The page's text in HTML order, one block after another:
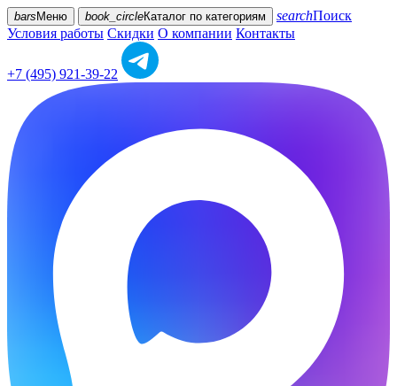
bars Меню book_circleКаталог по категориям searchПоиск
Условия работы Скидки О компании Контакты
+7 (495) 921-39-22